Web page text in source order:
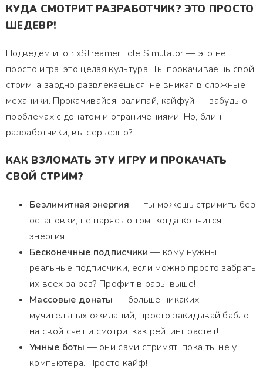
КУДА СМОТРИТ РАЗРАБОТЧИК? ЭТО ПРОСТО
ШЕДЕВР!
Подведем итог: xStreamer: Idle Simulator — это не
просто игра, это целая культура! Ты прокачиваешь свой
стрим, а заодно развлекаешься, не вникая в сложные
механики. Прокачивайся, залипай, кайфуй — забудь о
проблемах с донатом и ограничениями. Но, блин,
разработчики, вы серьезно?
КАК ВЗЛОМАТЬ ЭТУ ИГРУ И ПРОКАЧАТЬ
СВОЙ СТРИМ?
Безлимитная энергия — ты можешь стримить без
остановки, не парясь о том, когда кончится
энергия.
Бесконечные подписчики — кому нужны
реальные подписчики, если можно просто забрать
их всех за раз? Профит в разы выше!
Массовые донаты — больше никаких
мучительных ожиданий, просто закидывай бабло
на свой счет и смотри, как рейтинг растёт!
Умные боты — они сами стримят, пока ты не у
компьютера. Просто кайф!